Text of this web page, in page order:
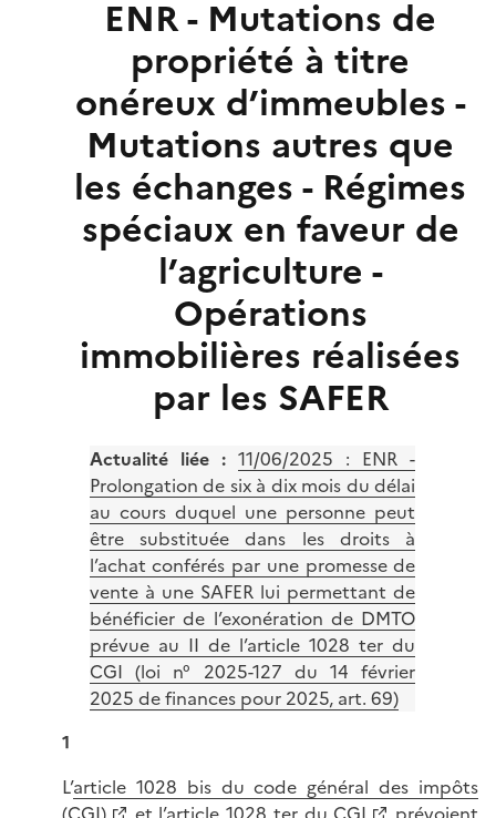
ENR - Mutations de
propriété à titre
onéreux d’immeubles -
Mutations autres que
les échanges - Régimes
spéciaux en faveur de
l’agriculture -
Opérations
immobilières réalisées
par les SAFER
Actualité liée : 11/06/2025 : ENR -
Prolongation de six à dix mois du délai
au cours duquel une personne peut
être substituée dans les droits à
l’achat conférés par une promesse de
vente à une SAFER lui permettant de
bénéficier de l’exonération de DMTO
prévue au II de l’article 1028 ter du
CGI (loi n° 2025-127 du 14 février
2025 de finances pour 2025, art. 69)
1
L’article 1028 bis du code général des impôts